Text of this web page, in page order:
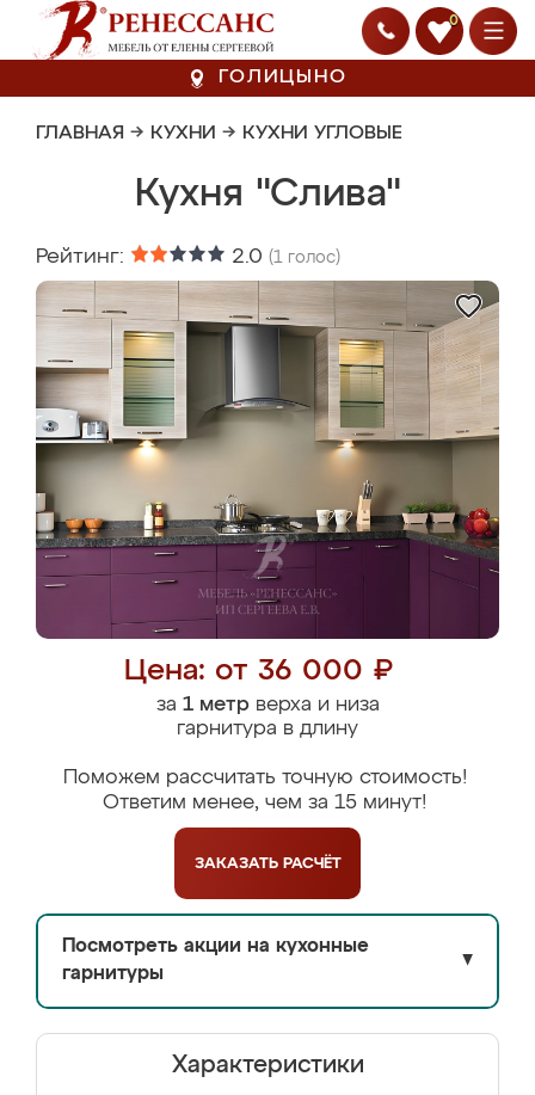
0
ГОЛИЦЫНО
ГЛАВНАЯ → КУХНИ → КУХНИ УГЛОВЫЕ
Кухня "Слива"
Рейтинг: 2.0 (1 голос)
Цена: от 36 000 ₽
за 1 метрверха и низа
гарнитура в длину
Поможем рассчитать точную стоимость!
Ответим менее, чем за 15 минут!
ЗАКАЗАТЬ РАСЧЁТ
Посмотреть акции на кухонные
гарнитуры
▼
Характеристики